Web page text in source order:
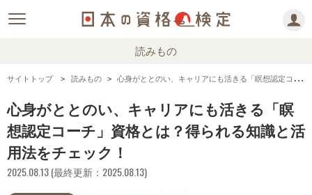
読みもの
サイトトップ 読みもの 心身がととのい、キャリアにも活きる「瞑想認定コーチ」資格とは？得られる知識と活用法をチェック！
心身がととのい、キャリアにも活きる「瞑
想認定コーチ」資格とは？得られる知識と活
用法をチェック！
2025.08.13 (最終更新：2025.08.13)